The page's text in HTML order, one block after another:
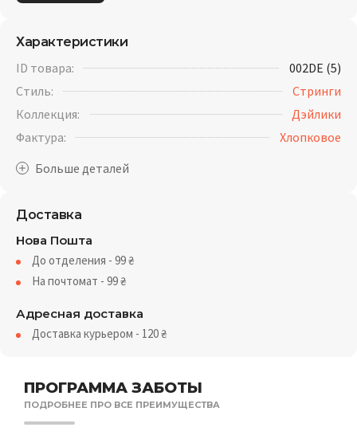
ПРОГРАММА ЗАБОТЫ
ПОДРОБНЕЕ ПРО ВСЕ ПРЕИМУЩЕСТВА
Характеристики
ID товара:
002DE (5)
Стиль:
Стринги
Коллекция:
Дэйлики
Фактура:
Хлопковое
Доставка
Нова Пошта
До отделения - 99₴
На почтомат - 99₴
Адресная доставка
Доставка курьером - 120₴